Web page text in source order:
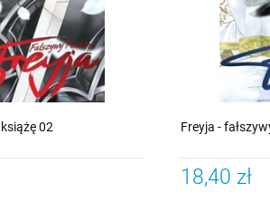
02 Freyja -
18,40 zł